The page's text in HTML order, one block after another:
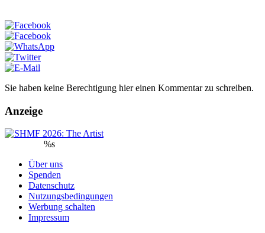
Sie haben keine Berechtigung hier einen Kommentar zu schreiben.
Anzeige
%s
Über uns
Spenden
Datenschutz
Nutzungsbedingungen
Werbung schalten
Impressum